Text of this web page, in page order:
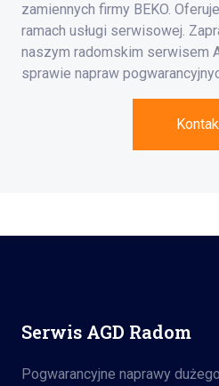
zamiennych firmy BEKO.
ramach usługi serwisowej.
naszym radomskim serwisem
sprawie napraw
Serwis AGD Radom
Pogwarancyjne naprawy